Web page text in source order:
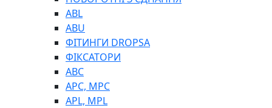
ABL
ABU
ФІТИНГИ DROPSA
ФІКСАТОРИ
ABC
APC, MPC
APL, MPL